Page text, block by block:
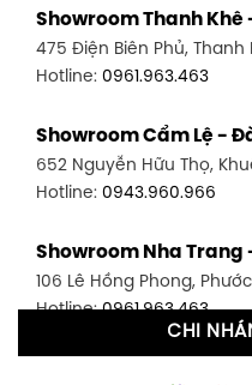
1448 Huỳnh Tấn Phát, Phú
Hotline:0946.480.580
348 Đ. Bạch Đằng, P. 14,
Hotline:0902.716.230
591 Hoàng Văn Thụ, P. 4,
Hotline:0906.256.759
Showroom Tân Bình 2 -
Showroom Thanh Khê
475 Điện Biên Phủ,
Hotline: 0961.963.463
Showroom Cẩm Lệ -
652 Nguyễn Hữu Thọ,
Hotline: 0943.960.966
Showroom Nha Trang
106 Lê Hồng Phong,
Hotline:0961.963.463
CHI